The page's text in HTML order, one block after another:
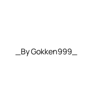
_By Gokken999_